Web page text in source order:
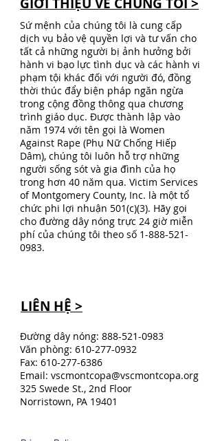
Sứ mệnh của chúng tôi là cung cấp
dịch vụ bảo vệ quyền lợi và tư vấn cho
tất cả những người bị ảnh hưởng bởi
hành vi bạo lực tình dục và các hành vi
phạm tội khác đối với người đó, đồng
thời thúc đẩy biện pháp ngăn ngừa
trong cộng đồng thông qua chương
trình giáo dục. Được thành lập vào
năm 1974 với tên gọi là Women
Against Rape (Phụ Nữ Chống Hiếp
Dâm), chúng tôi luôn hỗ trợ những
người sống sót và gia đình của họ
trong hơn 40 năm qua. Victim Services
of Montgomery County, Inc. là một tổ
chức phi lợi nhuận 501(c)(3). Hãy gọi
cho đường dây nóng trực 24 giờ miễn
phí của chúng tôi theo số 1-888-521-
0983.
LIÊN HỆ >
Đường dây nóng: 888-521-0983
Văn phòng: 610-277-0932
Fax: 610-277-6386
Email: vscmontcopa@vscmontcopa.org
325 Swede St., 2nd Floor
Norristown, PA 19401